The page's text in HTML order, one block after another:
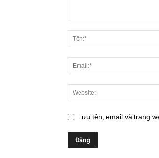
Lưu tên, email và trang